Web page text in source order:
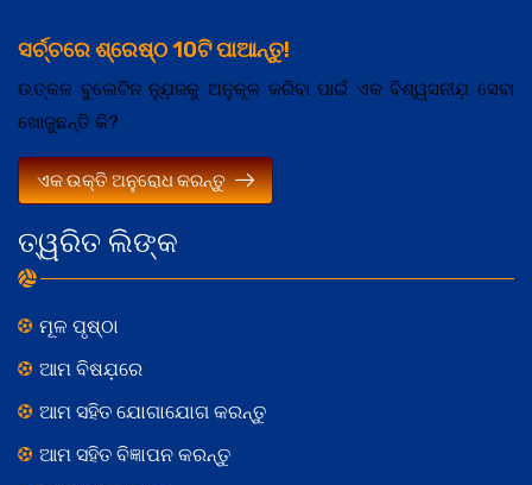
ତ୍ୱରିତ ଲିଙ୍କ
ମୂଳ ପୃଷ୍ଠା
ଆମ ବିଷଯ଼ରେ
ଆମ ସହିତ ଯୋଗାଯୋଗ କରନ୍ତୁ
ଆମ ସହିତ ବିଜ୍ଞାପନ କରନ୍ତୁ
ସର୍ଚ୍ଚରେ ଶ୍ରେଷ୍ଠ 10ଟି ପାଆନ୍ତୁ!
ଉତ୍କଳ ବୁଲେଟିନ ନ୍ଯ଼ୁଜକୁ ଅନୁକୂଳ କରିବା ପାଇଁ ଏକ ବିଶ୍ୱସନୀଯ଼ ସେବା
ଖୋଜୁଛନ୍ତି କି?
ଏକ ଉକ୍ତି ଅନୁରୋଧ କରନ୍ତୁ